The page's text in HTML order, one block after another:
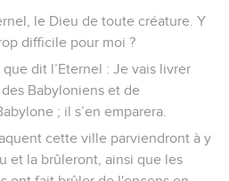
le Dieu de toute créature. Y
difficile pour moi ?
dit l’Eternel : Je vais livrer
Babyloniens et de
; il s’en emparera.
cette ville parviendront à y
et la brûleront, ainsi que les